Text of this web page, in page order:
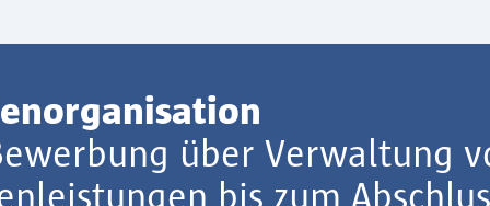
über Verwaltung
bis zum